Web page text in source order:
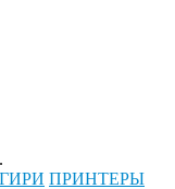
ГИРИ ПРИНТЕРЫ